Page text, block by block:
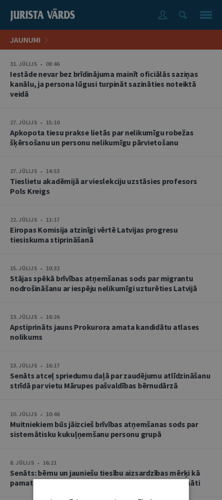
JAUNUMI
31. JŪLIJS • 08:46
Iestāde nevar bez brīdinājuma mainīt oficiālās saziņas
kanālu, ja persona lūgusi turpināt sazināties noteiktā
veidā
27. JŪLIJS • 15:10
Apkopota tiesu prakse lietās par nelikumīgu robežas
šķērsošanu un personu nelikumīgu pārvietošanu
27. JŪLIJS • 14:53
Tieslietu akadēmijā ar vieslekciju uzstāsies profesors
Pols Kreigs
22. JŪLIJS • 11:17
Eiropas Komisija atzinīgi vērtē Latvijas progresu
tiesiskuma stiprināšanā
15. JŪLIJS • 10:32
Stājas spēkā brīvības atņemšanas sods par migrantu
nodrošināšanu ar iespēju nelikumīgi uzturēties Latvijā
13. JŪLIJS • 16:26
Apstiprināts jauns Prokurora amata kandidātu atlases
nolikums
13. JŪLIJS • 16:17
Senāts atceļ spriedumu daļā par zaudējumu atlīdzināšanu
strīdā par vietu Mārupes pašvaldības bērnudārzā
10. JŪLIJS • 10:46
Muitniekiem būs jāizcieš brīvības atņemšanas sods par
sistemātisku kukuļņemšanu personu grupā
8. JŪLIJS • 16:21
Senāts: bērnu un jauniešu tiesību aizsardzības mērķi kā
pamatu atbrīvojumam no PVN nevar tulkot paplašināti